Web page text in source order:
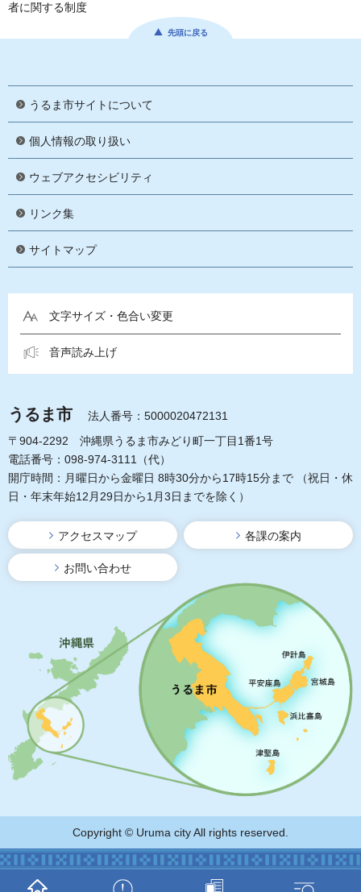
者に関する制度
先頭に戻る
うるま市サイトについて
個人情報の取り扱い
ウェブアクセシビリティ
リンク集
サイトマップ
文字サイズ・色合い変更
音声読み上げ
うるま市
法人番号：5000020472131
〒904-2292 沖縄県うるま市みどり町一丁目1番1号
電話番号：098-974-3111（代）
開庁時間：月曜日から金曜日 8時30分から17時15分まで
（祝日・休
日・年末年始12月29日から1月3日までを除く）
アクセスマップ 各課の案内
お問い合わせ
Copyright © Uruma city All rights reserved.